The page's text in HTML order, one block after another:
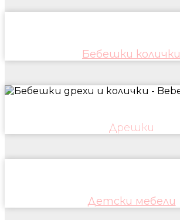
Бебешки колички
Дрешки
Детски мебели